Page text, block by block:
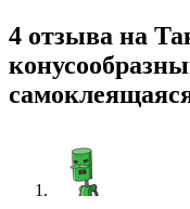
4 отзыва на